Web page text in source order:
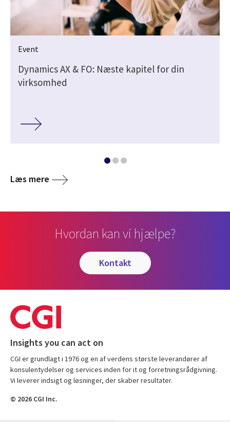
Event
Dynamics AX & FO: Næste kapitel for din
virksomhed
Læs mere
Hvordan kan vi hjælpe?
kontakt
Insights you can act on
CGI er grundlagt i 1976 og en af verdens største leverandører af
konsulentydelser og services inden for it og forretningsrådgivning.
Vi leverer indsigt og løsninger, der skaber resultater.
© 2026 CGI Inc.